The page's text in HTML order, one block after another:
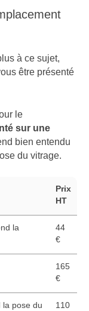
à ce sujet,
être présenté
le
sur une
bien entendu
du vitrage.
Prix
HT
la
44
€
165
€
la pose du 110